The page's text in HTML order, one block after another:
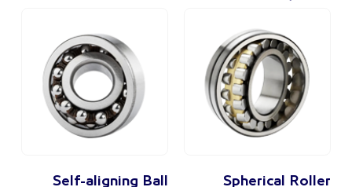
Spherical
Self-aligning Ball